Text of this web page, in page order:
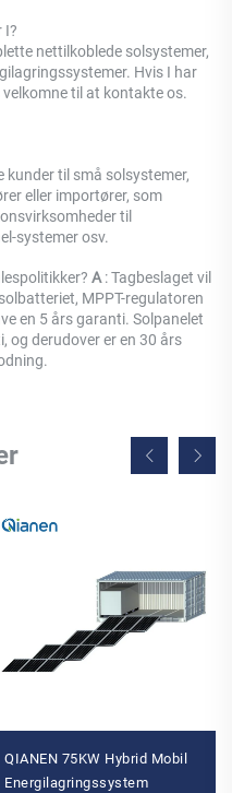
I?
nettilkoblede solsystemer,
Hvis I har
til at kontakte os.
kunder til små solsystemer,
eller importører, som
til
systemer osv.
A : Tagbeslaget vil
MPPT-regulatoren
en 5 års garanti. Solpanelet
derudover er en 30 års
QIANEN 75KW Hybrid Mobil
Energilagringssystem